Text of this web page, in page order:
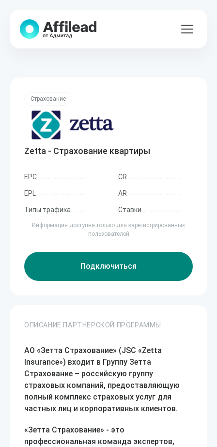
Страхование
Zetta - Страхование квартиры
EPC CR
EPL AR
Типы трафика Ставки
Информация доступна только для зарегистрированных
пользователей
Подключиться
ОПИСАНИЕ ПАРТНЕРСКОЙ ПРОГРАММЫ
АО «Зетта Страхование» (JSC «Zetta
Insurance») входит в Группу Зетта
Страхование – российскую группу
страховых компаний, предоставляющую
полный комплекс страховых услуг для
частных лиц и корпоративных клиентов.
«Зетта Страхование» - это
профессиональная команда экспертов,